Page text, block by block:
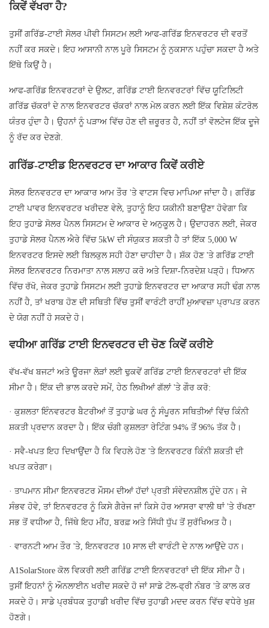
ਕਿਵੇਂ ਵੱਖਰਾ ਹੈ?
ਤੁਸੀਂ ਗਰਿੱਡ-ਟਾਈ ਸੋਲਰ ਪੀਵੀ ਸਿਸਟਮ ਲਈ ਆਫ-ਗਰਿੱਡ ਇਨਵਰਟਰ ਦੀ ਵਰਤੋਂ
ਨਹੀਂ ਕਰ ਸਕਦੇ। ਇਹ ਆਸਾਨੀ ਨਾਲ ਪੂਰੇ ਸਿਸਟਮ ਨੂੰ ਨੁਕਸਾਨ ਪਹੁੰਚਾ ਸਕਦਾ ਹੈ ਅਤੇ
ਇੱਥੇ ਕਿਉਂ ਹੈ।
ਆਫ-ਗਰਿੱਡ ਇਨਵਰਟਰਾਂ ਦੇ ਉਲਟ, ਗਰਿੱਡ ਟਾਈ ਇਨਵਰਟਰਾਂ ਵਿੱਚ ਯੂਟਿਲਿਟੀ
ਗਰਿੱਡ ਚੱਕਰਾਂ ਦੇ ਨਾਲ ਇਨਵਰਟਰ ਚੱਕਰਾਂ ਨਾਲ ਮੇਲ ਕਰਨ ਲਈ ਇੱਕ ਵਿਸ਼ੇਸ਼ ਕੰਟਰੋਲ
ਯੰਤਰ ਹੁੰਦਾ ਹੈ। ਉਹਨਾਂ ਨੂੰ ਪੜਾਅ ਵਿੱਚ ਹੋਣ ਦੀ ਜ਼ਰੂਰਤ ਹੈ, ਨਹੀਂ ਤਾਂ ਵੋਲਟੇਜ ਇੱਕ ਦੂਜੇ
ਨੂੰ ਰੱਦ ਕਰ ਦੇਣਗੇ.
ਗਰਿੱਡ-ਟਾਈਡ ਇਨਵਰਟਰ ਦਾ ਆਕਾਰ ਕਿਵੇਂ ਕਰੀਏ
ਸੋਲਰ ਇਨਵਰਟਰ ਦਾ ਆਕਾਰ ਆਮ ਤੌਰ 'ਤੇ ਵਾਟਸ ਵਿਚ ਮਾਪਿਆ ਜਾਂਦਾ ਹੈ। ਗਰਿੱਡ
ਟਾਈ ਪਾਵਰ ਇਨਵਰਟਰ ਖਰੀਦਣ ਵੇਲੇ, ਤੁਹਾਨੂੰ ਇਹ ਯਕੀਨੀ ਬਣਾਉਣਾ ਹੋਵੇਗਾ ਕਿ
ਇਹ ਤੁਹਾਡੇ ਸੋਲਰ ਪੈਨਲ ਸਿਸਟਮ ਦੇ ਆਕਾਰ ਦੇ ਅਨੁਕੂਲ ਹੈ। ਉਦਾਹਰਨ ਲਈ, ਜੇਕਰ
ਤੁਹਾਡੇ ਸੋਲਰ ਪੈਨਲ ਐਰੇ ਵਿੱਚ 5kW ਦੀ ਸੰਯੁਕਤ ਸ਼ਕਤੀ ਹੈ ਤਾਂ ਇੱਕ 5,000 W
ਇਨਵਰਟਰ ਇਸਦੇ ਲਈ ਬਿਲਕੁਲ ਸਹੀ ਹੋਣਾ ਚਾਹੀਦਾ ਹੈ। ਸ਼ੱਕ ਹੋਣ 'ਤੇ ਗਰਿੱਡ ਟਾਈ
ਸੋਲਰ ਇਨਵਰਟਰ ਨਿਰਮਾਤਾ ਨਾਲ ਸਲਾਹ ਕਰੋ ਅਤੇ ਦਿਸ਼ਾ-ਨਿਰਦੇਸ਼ ਪੜ੍ਹੋ। ਧਿਆਨ
ਵਿੱਚ ਰੱਖੋ, ਜੇਕਰ ਤੁਹਾਡੇ ਸਿਸਟਮ ਲਈ ਤੁਹਾਡੇ ਇਨਵਰਟਰ ਦਾ ਆਕਾਰ ਸਹੀ ਢੰਗ ਨਾਲ
ਨਹੀਂ ਹੈ, ਤਾਂ ਖਰਾਬ ਹੋਣ ਦੀ ਸਥਿਤੀ ਵਿੱਚ ਤੁਸੀਂ ਵਾਰੰਟੀ ਰਾਹੀਂ ਮੁਆਵਜ਼ਾ ਪ੍ਰਾਪਤ ਕਰਨ
ਦੇ ਯੋਗ ਨਹੀਂ ਹੋ ਸਕਦੇ ਹੋ।
ਵਧੀਆ ਗਰਿੱਡ ਟਾਈ ਇਨਵਰਟਰ ਦੀ ਚੋਣ ਕਿਵੇਂ ਕਰੀਏ
ਵੱਖ-ਵੱਖ ਬਜਟਾਂ ਅਤੇ ਊਰਜਾ ਲੋੜਾਂ ਲਈ ਢੁਕਵੇਂ ਗਰਿੱਡ ਟਾਈ ਇਨਵਰਟਰਾਂ ਦੀ ਇੱਕ
ਸੀਮਾ ਹੈ। ਇੱਕ ਦੀ ਭਾਲ ਕਰਦੇ ਸਮੇਂ, ਹੇਠ ਲਿਖੀਆਂ ਗੱਲਾਂ 'ਤੇ ਗੌਰ ਕਰੋ:
· ਕੁਸ਼ਲਤਾ ਇੰਨਵਰਟਰ ਬੈਟਰੀਆਂ ਤੋਂ ਤੁਹਾਡੇ ਘਰ ਨੂੰ ਸੰਪੂਰਨ ਸਥਿਤੀਆਂ ਵਿੱਚ ਕਿੰਨੀ
ਸ਼ਕਤੀ ਪ੍ਰਦਾਨ ਕਰਦਾ ਹੈ। ਇੱਕ ਚੰਗੀ ਕੁਸ਼ਲਤਾ ਰੇਟਿੰਗ 94% ਤੋਂ 96% ਤੱਕ ਹੈ।
· ਸਵੈ-ਖਪਤ ਇਹ ਦਿਖਾਉਂਦਾ ਹੈ ਕਿ ਵਿਹਲੇ ਹੋਣ 'ਤੇ ਇਨਵਰਟਰ ਕਿੰਨੀ ਸ਼ਕਤੀ ਦੀ
ਖਪਤ ਕਰੇਗਾ।
· ਤਾਪਮਾਨ ਸੀਮਾ ਇਨਵਰਟਰ ਮੌਸਮ ਦੀਆਂ ਹੱਦਾਂ ਪ੍ਰਤੀ ਸੰਵੇਦਨਸ਼ੀਲ ਹੁੰਦੇ ਹਨ। ਜੇ
ਸੰਭਵ ਹੋਵੇ, ਤਾਂ ਇਨਵਰਟਰ ਨੂੰ ਕਿਸੇ ਗੈਰੇਜ ਜਾਂ ਕਿਸੇ ਹੋਰ ਆਸਰਾ ਵਾਲੀ ਥਾਂ 'ਤੇ ਰੱਖਣਾ
ਸਭ ਤੋਂ ਵਧੀਆ ਹੈ, ਜਿੱਥੇ ਇਹ ਮੀਂਹ, ਬਰਫ਼ ਅਤੇ ਸਿੱਧੀ ਧੁੱਪ ਤੋਂ ਸੁਰੱਖਿਅਤ ਹੈ।
· ਵਾਰਨਟੀ ਆਮ ਤੌਰ 'ਤੇ, ਇਨਵਰਟਰ 10 ਸਾਲ ਦੀ ਵਾਰੰਟੀ ਦੇ ਨਾਲ ਆਉਂਦੇ ਹਨ।
A1SolarStore ਕੋਲ ਵਿਕਰੀ ਲਈ ਗਰਿੱਡ ਟਾਈ ਇਨਵਰਟਰਾਂ ਦੀ ਇੱਕ ਸੀਮਾ ਹੈ।
ਤੁਸੀਂ ਇਹਨਾਂ ਨੂੰ ਔਨਲਾਈਨ ਖਰੀਦ ਸਕਦੇ ਹੋ ਜਾਂ ਸਾਡੇ ਟੋਲ-ਫ੍ਰੀ ਨੰਬਰ 'ਤੇ ਕਾਲ ਕਰ
ਸਕਦੇ ਹੋ। ਸਾਡੇ ਪ੍ਰਬੰਧਕ ਤੁਹਾਡੀ ਖਰੀਦ ਵਿੱਚ ਤੁਹਾਡੀ ਮਦਦ ਕਰਨ ਵਿੱਚ ਵਧੇਰੇ ਖੁਸ਼
ਹੋਣਗੇ।